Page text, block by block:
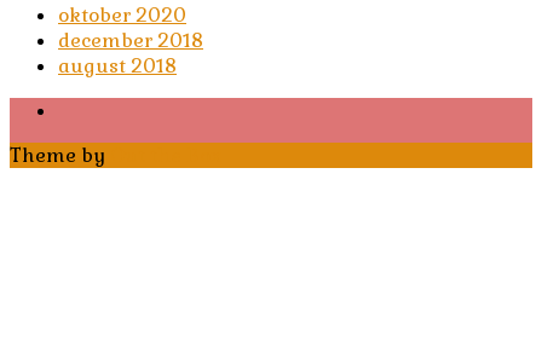
oktober 2020
december 2018
august 2018
Theme by